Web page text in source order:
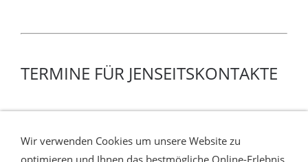
TERMINE FÜR JENSEITSKONTAKTE
Privatsitzung
mit den Medien Bettina-Suvi Rode und Tanja Schlömer
Wir verwenden Cookies um unsere Website zu
optimieren und Ihnen das bestmögliche Online-Erlebnis